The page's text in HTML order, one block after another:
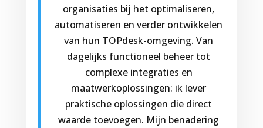
organisaties bij het optimaliseren,
automatiseren en verder ontwikkelen
van hun TOPdesk-omgeving. Van
dagelijks functioneel beheer tot
complexe integraties en
maatwerkoplossingen: ik lever
praktische oplossingen die direct
waarde toevoegen. Mijn benadering